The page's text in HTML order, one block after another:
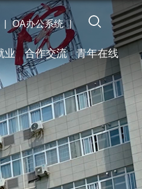
OA办公系统 |
业 合作交流 青年在线